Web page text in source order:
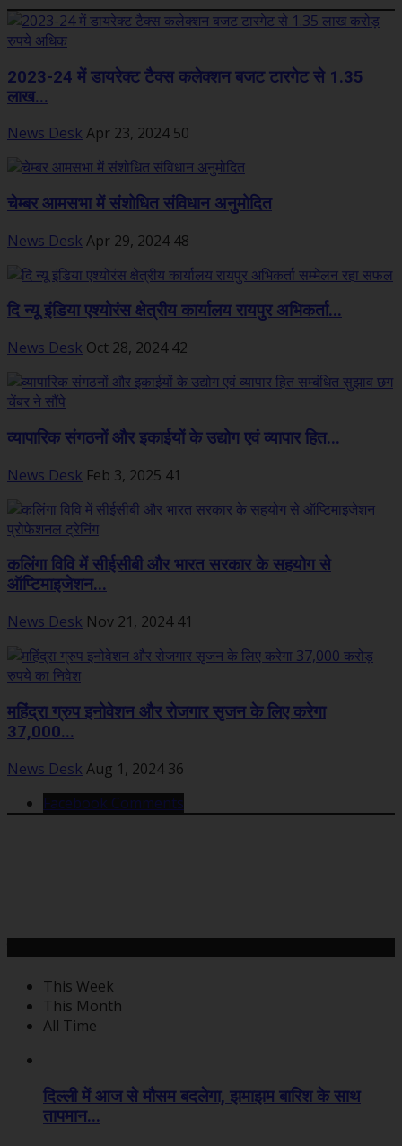
2023-24 में डायरेक्ट टैक्स कलेक्शन बजट टारगेट से 1.35
लाख...
News Desk Apr 23, 2024 50
चेम्बर आमसभा में संशोधित संविधान अनुमोदित
News Desk Apr 29, 2024 48
दि न्यू इंडिया एश्योरंस क्षेत्रीय कार्यालय रायपुर अभिकर्ता...
News Desk Oct 28, 2024 42
व्यापारिक संगठनों और इकाईयों के उद्योग एवं व्यापार हित...
News Desk Feb 3, 2025 41
कलिंगा विवि में सीईसीबी और भारत सरकार के सहयोग से
ऑप्टिमाइजेशन...
News Desk Nov 21, 2024 41
महिंद्रा ग्रुप इनोवेशन और रोजगार सृजन के लिए करेगा
37,000...
News Desk Aug 1, 2024 36
Facebook Comments
This Week
This Month
All Time
दिल्ली में आज से मौसम बदलेगा, झमाझम बारिश के साथ
तापमान...